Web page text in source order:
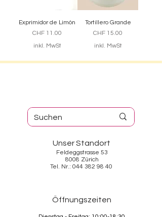
Exprimidor de Limón
Preis
CHF 11.00
inkl. MwSt
Tortillero Grande
Preis
CHF 15.00
inkl. MwSt
Unser Standort
Feldeggstrasse 53
8008 Zürich
Tel. Nr.: 044 382 98 40
Öffnungszeiten